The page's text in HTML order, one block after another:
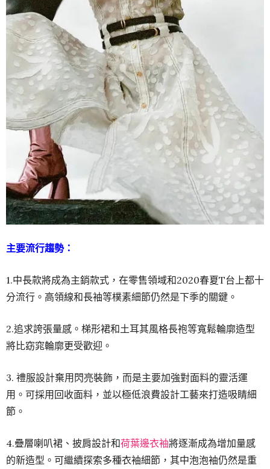
主要流行趨勢：
1.中長款將成為主銷款式，在零售領域和2020春夏T台上都十
分流行。高領線和長袖等樸素細節仍然是下季的關鍵。
2.追求誇張量感。梯形裙和土耳其風格長袍等寬鬆輪廓造型
將比窈窕輪廓更受歡迎。
3. 禮服設計棄用閃亮裝飾，而是主要加強對面料的靈活運
用。可採用回收面料，並以極低浪費設計工藝來打造吸睛細
節。
4.疊層喇叭裙、披肩設計和荷葉邊衣袖將逐漸成為增加量感
的新造型。可繼續探索多種衣袖細節，其中泡泡袖仍然是重